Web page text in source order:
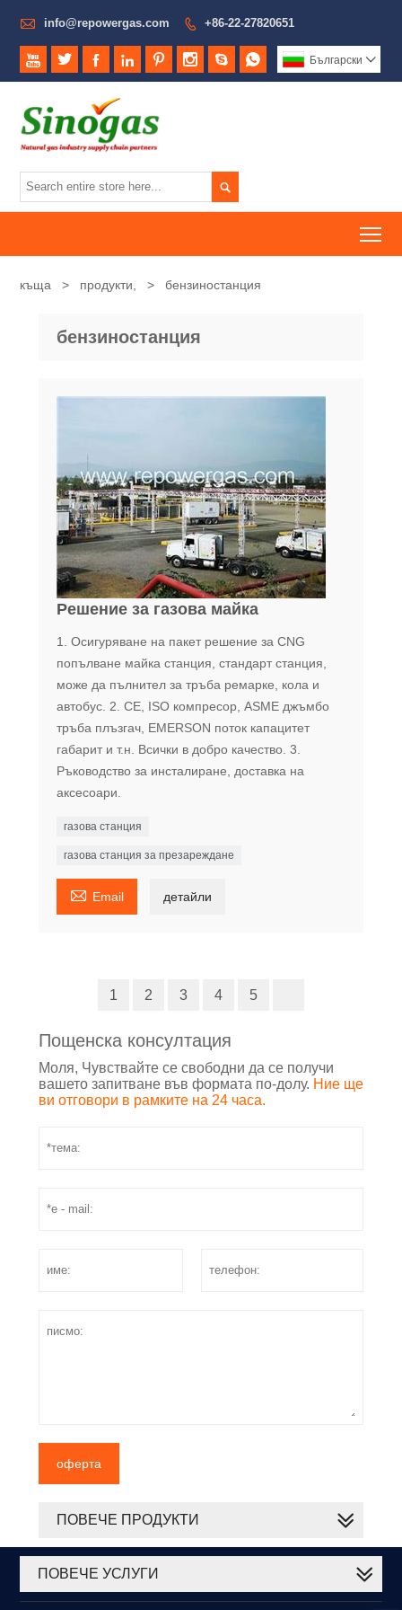
 info@repowergas.com  +86-22-27820651
        Български 

къща > продукти, > бензиностанция
бензиностанция
Решение за газова майка
1. Осигуряване на пакет решение за CNG
попълване майка станция, стандарт станция,
може да пълнител за тръба ремарке, кола и
автобус. 2. CE, ISO компресор, ASME джъмбо
тръба плъзгач, EMERSON поток капацитет
габарит и т.н. Всички в добро качество. 3.
Ръководство за инсталиране, доставка на
аксесоари.
газова станция
газова станция за презареждане
 Email детайли
1 2 3 4 5
Пощенска консултация
Моля, Чувствайте се свободни да се получи
вашето запитване във формата по-долу. Ние ще
ви отговори в рамките на 24 часа.
оферта
ПОВЕЧЕ ПРОДУКТИ
ПОВЕЧЕ УСЛУГИ